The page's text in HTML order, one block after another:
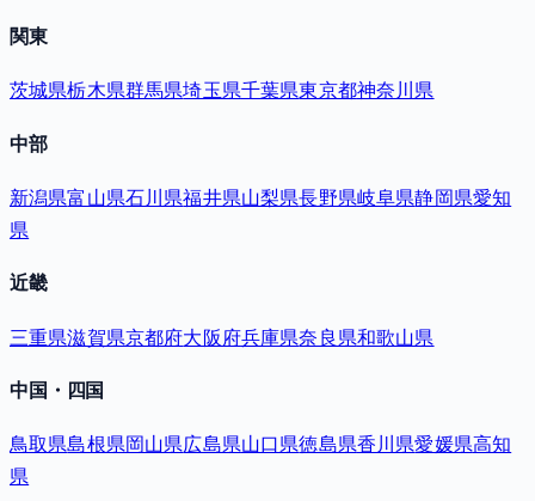
関東
茨城県栃木県群馬県埼玉県千葉県東京都神奈川県
中部
新潟県富山県石川県福井県山梨県長野県岐阜県静岡県愛知
県
近畿
三重県滋賀県京都府大阪府兵庫県奈良県和歌山県
中国・四国
鳥取県島根県岡山県広島県山口県徳島県香川県愛媛県高知
県